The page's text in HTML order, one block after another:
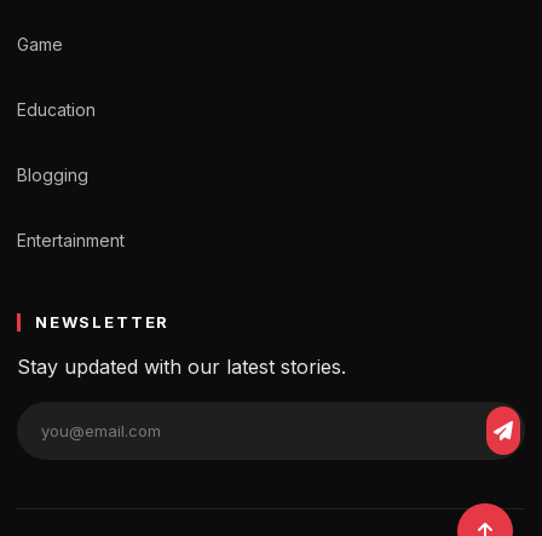
Game
Education
Blogging
Entertainment
NEWSLETTER
Stay updated with our latest stories.